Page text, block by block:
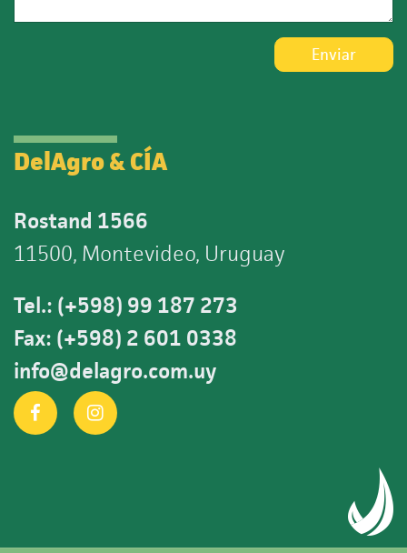
Enviar
DelAgro & CÍA
Rostand 1566
11500, Montevideo, Uruguay
Tel.: (+598) 99 187 273
Fax: (+598) 2 601 0338
info@delagro.com.uy